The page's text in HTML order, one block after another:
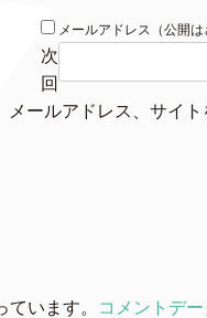
メールアドレス（公開は
次
回
ールアドレス、サイト
います。 コメントデ